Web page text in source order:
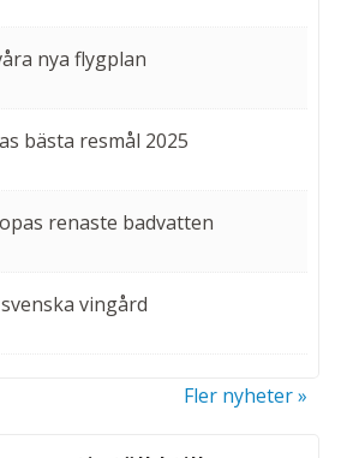
nya flygplan
bästa resmål 2025
renaste badvatten
vingård
Fler nyheter